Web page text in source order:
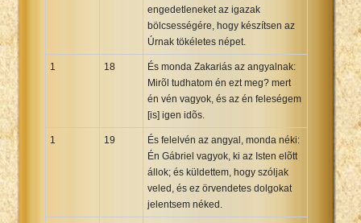
engedetleneket az igazak
bölcsességére, hogy készítsen az
Úrnak tökéletes népet.
1 18
És monda Zakariás az angyalnak:
Mirõl tudhatom én ezt meg? mert
én vén vagyok, és az én feleségem
[is] igen idõs.
1 19
És felelvén az angyal, monda néki:
Én Gábriel vagyok, ki az Isten elõtt
állok; és küldettem, hogy szóljak
veled, és ez örvendetes dolgokat
jelentsem néked.